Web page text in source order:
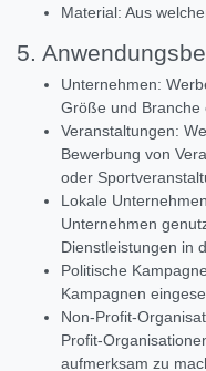
Material: Aus
5.
Unternehmen:
Größe und Branche
Veranstaltungen:
Bewerbung von
oder
Lokale
Unternehmen
Dienstleistungen in
Politische
Kampagnen
Non-Profit-
Profit-
aufmerksam zu